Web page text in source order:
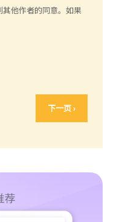
他作者的同意。如果
下一页 ›